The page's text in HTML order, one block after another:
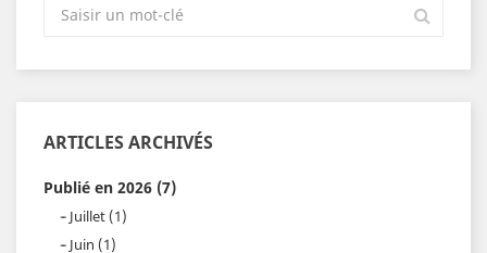
ARTICLES ARCHIVÉS
Publié en 2026 (7)
Juillet (1)
Juin (1)